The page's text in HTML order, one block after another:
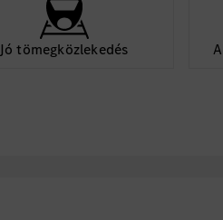
Jó tömegközlekedés